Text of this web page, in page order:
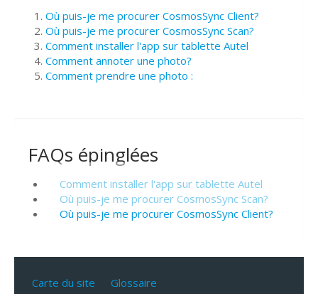
Où puis-je me procurer CosmosSync Client?
Où puis-je me procurer CosmosSync Scan?
Comment installer l'app sur tablette Autel
Comment annoter une photo?
Comment prendre une photo :
FAQs épinglées
Comment installer l'app sur tablette Autel
Où puis-je me procurer CosmosSync Scan?
Où puis-je me procurer CosmosSync Client?
Carte du site Glossaire